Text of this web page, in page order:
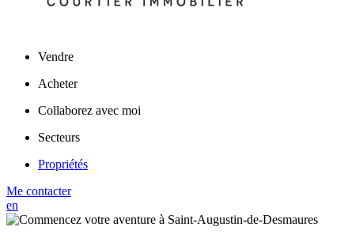
Vendre
Acheter
Collaborez avec moi
Secteurs
Propriétés
Me contacter
en